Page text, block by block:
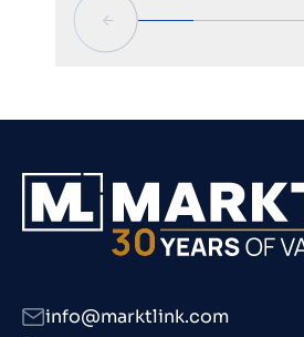
info@marktlink.com